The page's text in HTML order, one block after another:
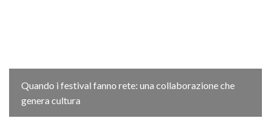
Quando i festival fanno rete: una collaborazione che
genera cultura